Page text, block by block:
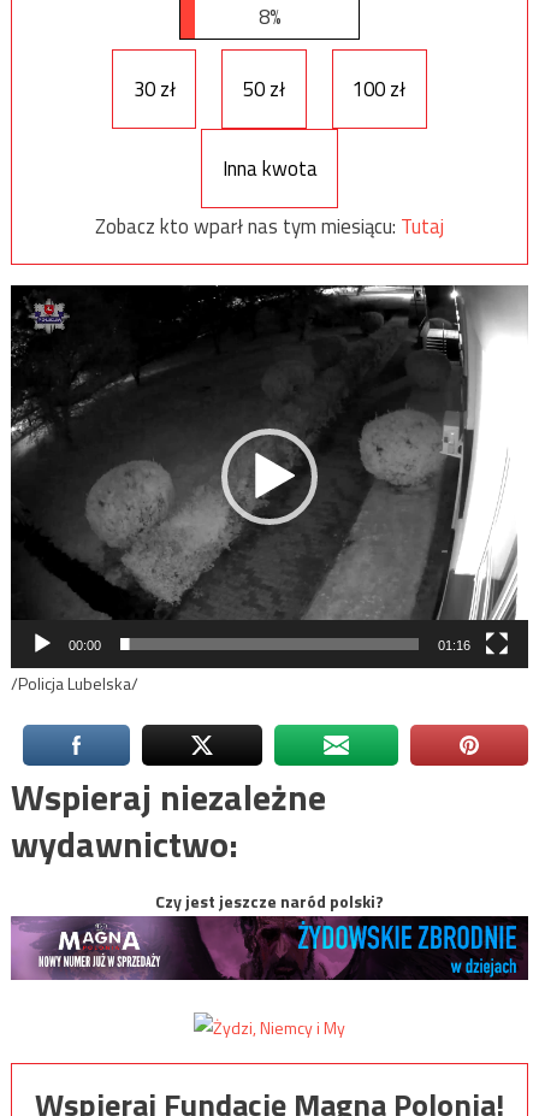
8%
30 zł 50 zł 100 zł
Inna kwota
Zobacz kto wparł nas tym miesiącu: Tutaj
Odtwarzacz
video
00:00 01:16
/Policja Lubelska/
Wspieraj niezależne
wydawnictwo:
Czy jest jeszcze naród polski?
Wspieraj Fundację Magna Polonia!